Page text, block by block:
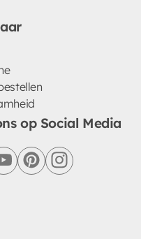
op Social Media
youtubepinterestinstagram